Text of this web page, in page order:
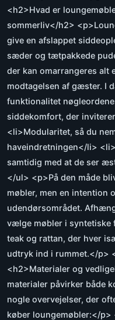
<h2>Hvad er
sommerliv</h2>
give en afslappet
sæder og tætpakkede
der kan omarrangeres alt
modtagelsen af gæster. I
funktionalitet
siddekomfort, der
<li>Modularitet, så du
haveindretningen</li>
samtidig med at de ser
</ul> <p>På den måde
møbler, men en intention
udendørsområdet.
vælge møbler i syntetiske
teak og rattan, der hver
udtryk ind i rummet.</p>
<h2>Materialer og
materialer påvirker både
nogle overvejelser, der
køber loungemøbler:</